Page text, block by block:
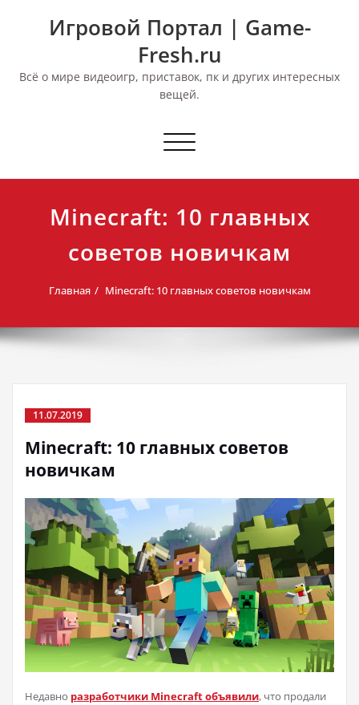
Игровой Портал | Game-
Fresh.ru
Всё о мире видеоигр, приставок, пк и других интересных
вещей.
Переключить
Minecraft: 10 главных
советов новичкам
Главная Minecraft: 10 главных советов новичкам
11.07.2019
Minecraft: 10 главных советов
новичкам
Недавно разработчики Minecraft объявили, что продали